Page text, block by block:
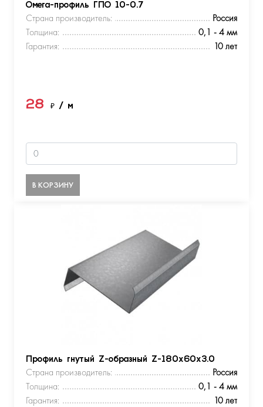
Омега-профиль ГПО 10-0.7
Страна производитель:
Россия
Толщина:
0,1 - 4 мм
Гарантия:
10 лет
28 ₽ / м
В КОРЗИНУ
Профиль гнутый Z-образный Z-180х60х3.0
Страна производитель:
Россия
Толщина:
0,1 - 4 мм
Гарантия:
10 лет